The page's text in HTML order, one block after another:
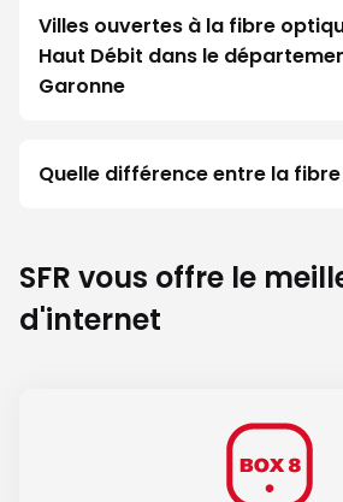
Villes ouvertes à la fibre
Haut Débit dans le
Garonne
Quelle différence entre la fibre
SFR vous offre le
d'internet